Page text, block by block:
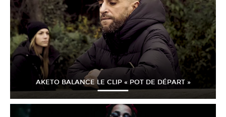
AKETO BALANCE LE CLIP « POT DE DÉPART »